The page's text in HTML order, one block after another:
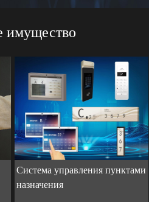
имущество
Система управления пунктами
назначения